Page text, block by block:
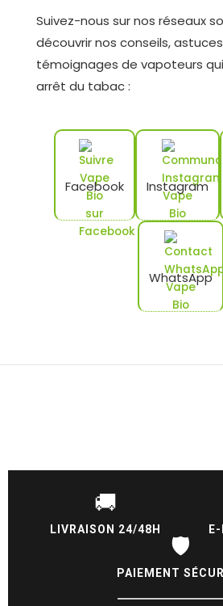
Suivez-nous sur nos réseaux
découvrir nos conseils,
témoignages de vapoteurs
arrêt du tabac :
Facebook Instagram
WhatsApp
🚚
LIVRAISON 24/48H
🛡️
PAIEMENT